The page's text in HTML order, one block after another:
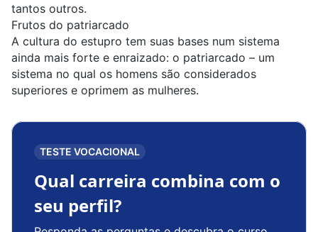
tantos outros.
Frutos do patriarcado
A cultura do estupro tem suas bases num sistema
ainda mais forte e enraizado: o patriarcado – um
sistema no qual os homens são considerados
superiores e oprimem as mulheres.
TESTE VOCACIONAL
Qual carreira combina com o
seu perfil?